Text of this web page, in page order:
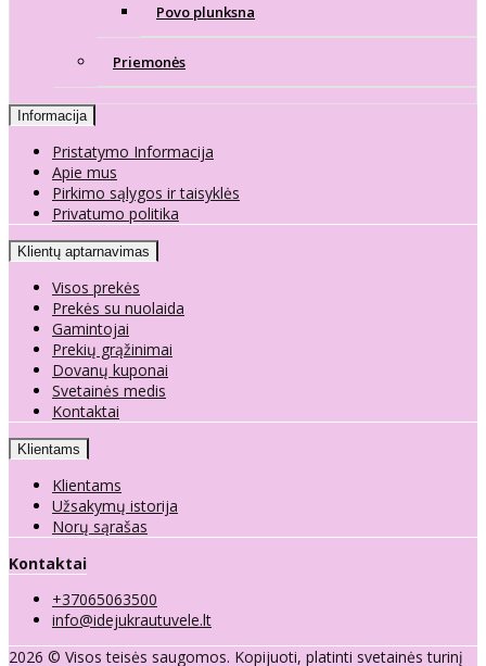
Povo plunksna
Priemonės
Informacija
Pristatymo Informacija
Apie mus
Pirkimo sąlygos ir taisyklės
Privatumo politika
Klientų aptarnavimas
Visos prekės
Prekės su nuolaida
Gamintojai
Prekių grąžinimai
Dovanų kuponai
Svetainės medis
Kontaktai
Klientams
Klientams
Užsakymų istorija
Norų sąrašas
Kontaktai
+37065063500
info@idejukrautuvele.lt
2026 © Visos teisės saugomos. Kopijuoti, platinti svetainės turinį